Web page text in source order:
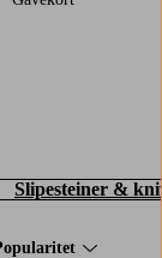
Slipesteiner &